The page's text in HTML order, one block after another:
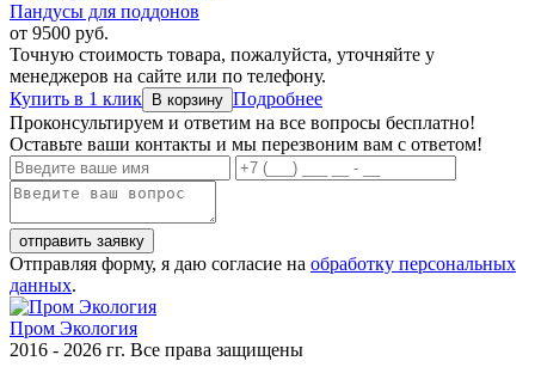
Пандусы для поддонов
от 9500 руб.
Точную стоимость товара, пожалуйста, уточняйте у
менеджеров на сайте или по телефону.
Купить в 1 клик
Подробнее
Проконсультируем и ответим на все вопросы бесплатно!
Оставьте ваши контакты и мы перезвоним вам с ответом!
Отправляя форму, я даю согласие на обработку персональных
данных.
Пром Экология
2016 - 2026 гг. Все права защищены